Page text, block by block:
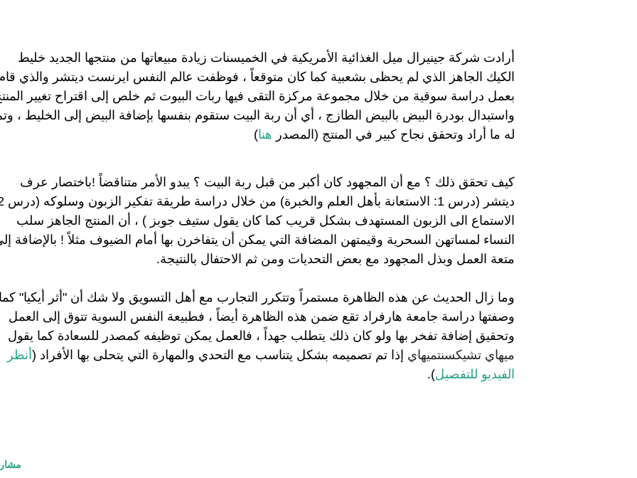
له ما أراد وتحقق نجاح كبير في المنتج (المصدر هنا)
كيف تحقق ذلك ؟ مع أن المجهود كان أكبر من قبل ربة البيت ؟ يبدو الأمر متناقضاً !
متعة العمل وبذل المجهود مع بعض التحديات ومن ثم الاحتفال بالنتيجة.
وتحقيق إضافة تفخر بها ولو كان ذلك يتطلب جهداً ، فالعمل يمكن توظيفه كمصدر للسعادة كما يقول
ميهاي تشيكسنتميهاي إذا تم تصميمه بشكل يتناسب مع التحدي والمهارة التي يتحلى بها الأفراد (
الفيديو للتفصيل).